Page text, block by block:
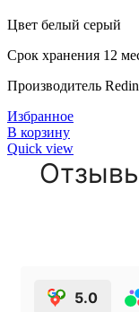
Цвет белый серый
Срок хранения 12
Производитель
Избранное
В корзину
Quick view
5.0